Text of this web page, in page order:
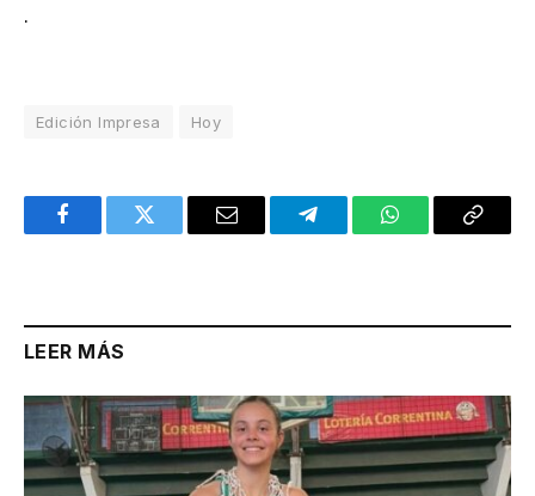
.
Edición Impresa Hoy
FacebookTwitter Email TelegramWhatsAppCopy
LEER MÁS